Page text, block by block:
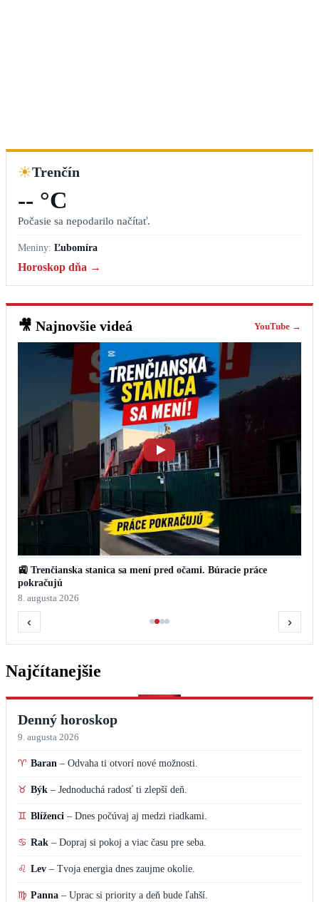
☀Trenčín
-- °C
Počasie sa nepodarilo načítať.
Meniny: Ľubomíra
Horoskop dňa →
🎥 Najnovšie videá YouTube →
🚉 Trenčianska stanica sa mení pred očami. Búracie práce
pokračujú
8. augusta 2026
‹ ›
Najčítanejšie
Denný horoskop
9. augusta 2026
♈ Baran – Odvaha ti otvorí nové možnosti.
♉ Býk – Jednoduchá radosť ti zlepší deň.
♊ Blíženci – Dnes počúvaj aj medzi riadkami.
♋ Rak – Dopraj si pokoj a viac času pre seba.
♌ Lev – Tvoja energia dnes zaujme okolie.
♍ Panna – Uprac si priority a deň bude ľahší.